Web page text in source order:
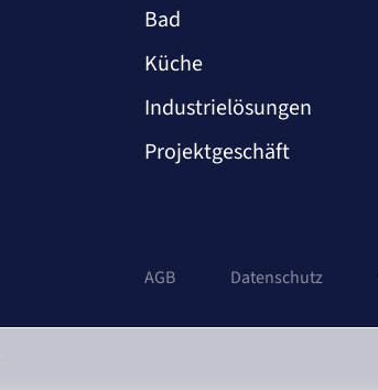
Bad
Küche
Industrielösungen
Projektgeschäft
AGB Datenschutz